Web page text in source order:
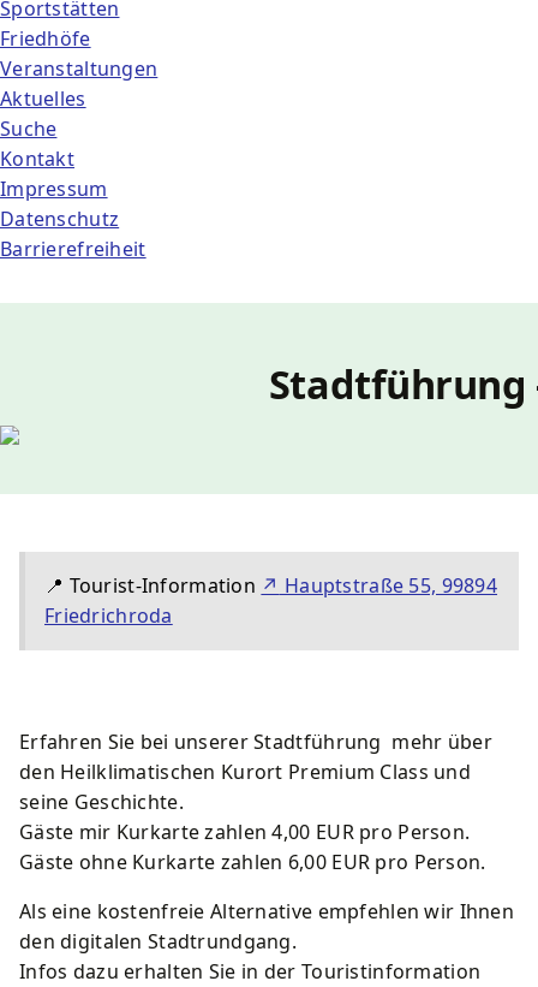
Sportstätten
Friedhöfe
Veranstaltungen
Aktuelles
Suche
Kontakt
Impressum
Datenschutz
Barrierefreiheit
Stadtführung
📍 Tourist-Information ↗ Hauptstraße 55, 99894
Friedrichroda
Erfahren Sie bei unserer Stadtführung mehr über
den Heilklimatischen Kurort Premium Class und
seine Geschichte.
Gäste mir Kurkarte zahlen 4,00 EUR pro Person.
Gäste ohne Kurkarte zahlen 6,00 EUR pro Person.
Als eine kostenfreie Alternative empfehlen wir Ihnen
den digitalen Stadtrundgang.
Infos dazu erhalten Sie in der Touristinformation